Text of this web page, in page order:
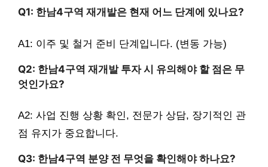
Q1: 한남4구역 재개발은 현재 어느 단계에 있나요?
A1: 이주 및 철거 준비 단계입니다. (변동 가능)
Q2: 한남4구역 재개발 투자 시 유의해야 할 점은 무
엇인가요?
A2: 사업 진행 상황 확인, 전문가 상담, 장기적인 관
점 유지가 중요합니다.
Q3: 한남4구역 분양 전 무엇을 확인해야 하나요?